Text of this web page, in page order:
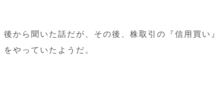
後から聞いた話だが、その後、株取引の『信用買い』
をやっていたようだ。